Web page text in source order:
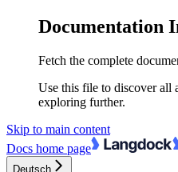
Documentation
Fetch the complete
Use this file to discover all
exploring further.
Skip to main content
Docs home page
Deutsch